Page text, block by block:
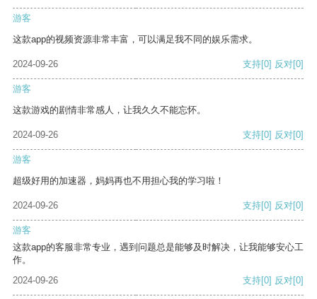
游客
这款app的视频资源非常丰富，可以满足我不同的娱乐需求。
2024-09-26 支持[0] 反对[0]
游客
这款游戏的剧情非常感人，让我久久不能忘怀。
2024-09-26 支持[0] 反对[0]
游客
超级好用的加速器，妈妈再也不用担心我的学习啦！
2024-09-26 支持[0] 反对[0]
游客
这款app的客服非常专业，遇到问题总是能够及时解决，让我能够安心工
作。
2024-09-26
支持[0] 反对[0]